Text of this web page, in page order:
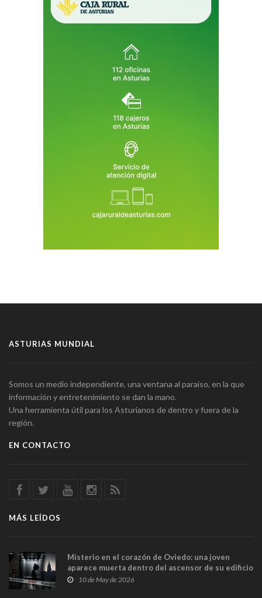
ASTURIAS MUNDIAL
Somos un medio independiente, una ventana al paraíso, en la que
información y entretenimiento se dan la mano.
Una herramienta útil para los Asturianos de dentro y fuera de la
región.
EN CONTACTO
MÁS LEÍDOS
Misterio en el corazón de Oviedo: una joven
aparece muerta dentro del ascensor de su edificio
y las cámaras captan sus últimos minutos
10 de May de 2026